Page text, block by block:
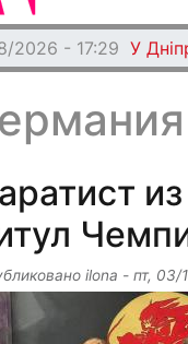
2026 - 17:29 У
ilona - пт, 03/